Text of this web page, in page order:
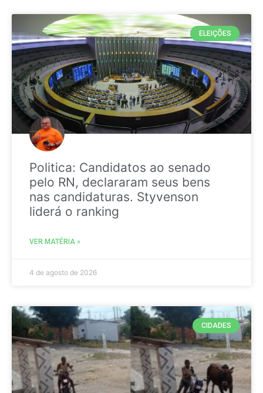
ELEIÇÕES
Politica: Candidatos ao senado
pelo RN, declararam seus bens
nas candidaturas. Styvenson
liderá o ranking
VER MATÉRIA »
4 de agosto de 2026
CIDADES